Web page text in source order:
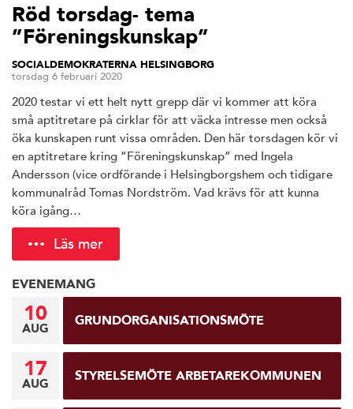
Röd torsdag- tema
”Föreningskunskap”
SOCIALDEMOKRATERNA HELSINGBORG
torsdag 6 februari 2020
2020 testar vi ett helt nytt grepp där vi kommer att köra
små aptitretare på cirklar för att väcka intresse men också
öka kunskapen runt vissa områden. Den här torsdagen kör vi
en aptitretare kring ”Föreningskunskap” med Ingela
Andersson (vice ordförande i Helsingborgshem och tidigare
kommunalråd Tomas Nordström. Vad krävs för att kunna
köra igång…
Läs mer
EVENEMANG
10
AUG GRUNDORGANISATIONSMÖTE
17
AUG STYRELSEMÖTE ARBETAREKOMMUNEN